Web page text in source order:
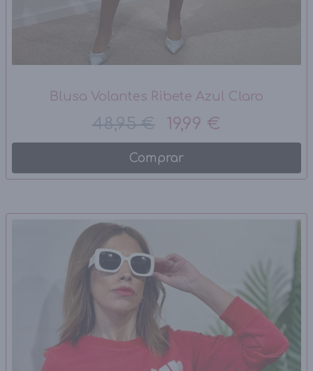
Blusa Volantes Ribete Azul Claro
48,95 € 19,99 €
Comprar